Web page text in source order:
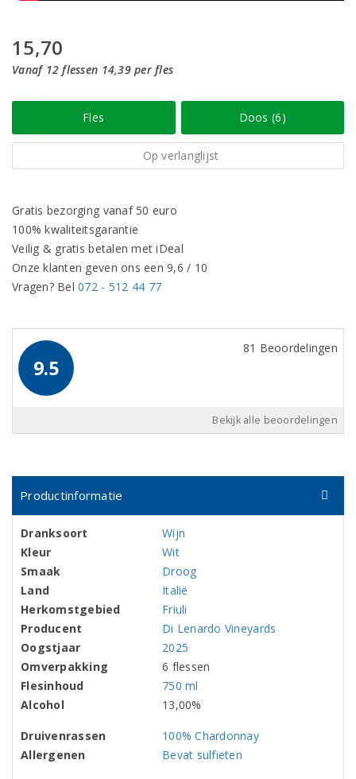
15,70
Vanaf 12 flessen 14,39 per fles
Fles Doos (6)
Op verlanglijst
Gratis bezorging vanaf 50 euro
100% kwaliteitsgarantie
Veilig & gratis betalen met iDeal
Onze klanten geven ons een 9,6 / 10
Vragen? Bel072 - 512 44 77
9.5
81 Beoordelingen
Bekijk alle beoordelingen
Productinformatie
Dranksoort
Wijn
Kleur
Wit
Smaak
Droog
Land
Italië
Herkomstgebied
Friuli
Producent
Di Lenardo Vineyards
Oogstjaar
2025
Omverpakking
6 flessen
Flesinhoud
750 ml
Alcohol
13,00%
Druivenrassen
100% Chardonnay
Allergenen
Bevat sulfieten